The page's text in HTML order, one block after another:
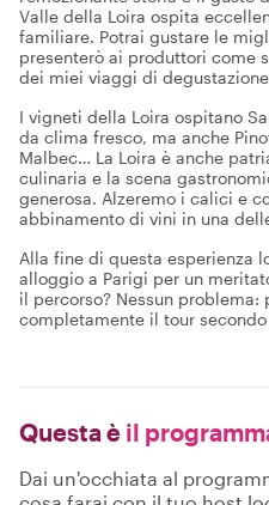
Valle della Loira ospita
familiare. Potrai gustare le
presenterò ai produttori come
dei miei viaggi di
I vigneti della Loira ospitano
da clima fresco, ma anche
Malbec… La Loira è anche
culinaria e la scena
generosa. Alzeremo i calici e
abbinamento di vini in una
Alla fine di questa esperienza
alloggio a Parigi per un
il percorso? Nessun problema:
completamente il tour
Questa è il
Dai un'occhiata al